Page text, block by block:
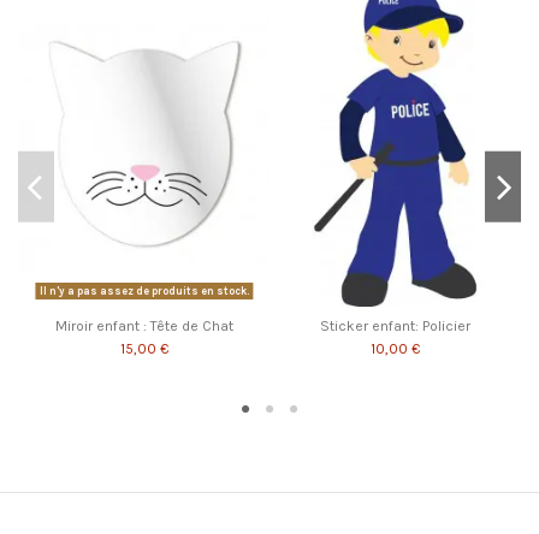
Il n'y a pas assez de produits en stock.
Miroir enfant : Tête de Chat
15,00 €
Sticker enfant: Policier
10,00 €